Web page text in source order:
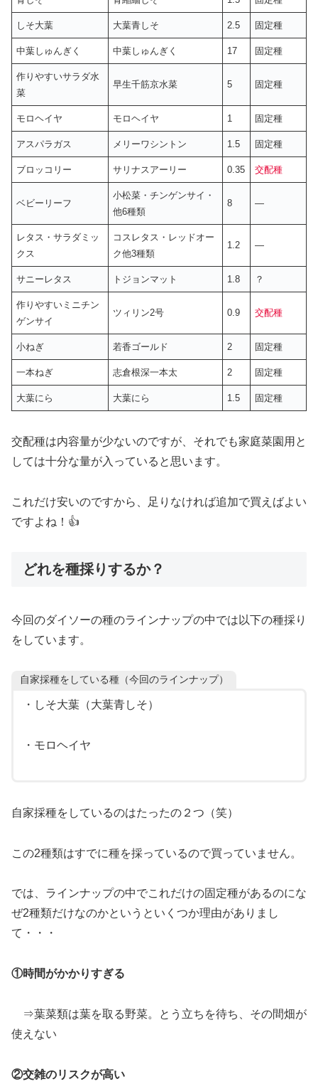
しそ大葉 大葉青しそ 2.5 固定種
中葉しゅんぎく 中葉しゅんぎく 17 固定種
作りやすいサラダ水
菜
早生千筋京水菜 5 固定種
モロヘイヤ モロヘイヤ 1 固定種
アスパラガス メリーワシントン 1.5 固定種
ブロッコリー サリナスアーリー 0.35 交配種
ベビーリーフ
小松菜・チンゲンサイ・
他6種類
8 —
レタス・サラダミッ
クス
コスレタス・レッドオー
ク他3種類
1.2 —
サニーレタス トジョンマット 1.8 ？
作りやすいミニチン
ゲンサイ
ツィリン2号 0.9 交配種
小ねぎ 若香ゴールド 2 固定種
一本ねぎ 志倉根深一本太 2 固定種
大葉にら 大葉にら 1.5 固定種
交配種は内容量が少ないのですが、それでも家庭菜園用と
しては十分な量が入っていると思います。
これだけ安いのですから、足りなければ追加で買えばよい
ですよね！👍
どれを種採りするか？
今回のダイソーの種のラインナップの中では以下の種採り
をしています。
自家採種をしている種（今回のラインナップ）
・しそ大葉（大葉青しそ）
・モロヘイヤ
自家採種をしているのはたったの２つ（笑）
この2種類はすでに種を採っているので買っていません。
では、ラインナップの中でこれだけの固定種があるのにな
ぜ2種類だけなのかというといくつか理由がありまし
て・・・
①時間がかかりすぎる
⇒葉菜類は葉を取る野菜。とう立ちを待ち、その間畑が
使えない
②交雑のリスクが高い